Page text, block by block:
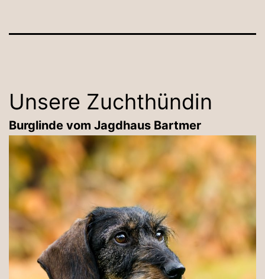
Unsere Zuchthündin
Burglinde vom Jagdhaus Bartmer